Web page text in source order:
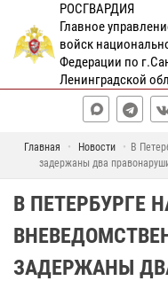
РОСГВАРДИЯ
Главное
войск
Федерации по
Ленинградской
Главная Новости
В
задержаны два
В ПЕТЕРБУРГЕ
ЗАДЕРЖАНЫ